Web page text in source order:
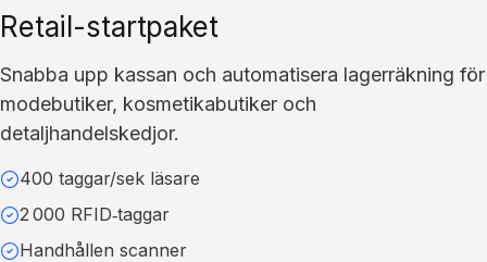
Retail-startpaket
Snabba upp kassan och automatisera lagerräkning för
modebutiker, kosmetikabutiker och
detaljhandelskedjor.
400 taggar/sek läsare
2 000 RFID‑taggar
Handhållen scanner